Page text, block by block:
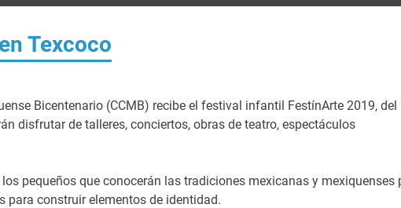
Texcoco
Bicentenario (CCMB) recibe el festival infantil FestínArte 2019, del
disfrutar de talleres, conciertos, obras de teatro, espectáculos
pequeños que conocerán las tradiciones mexicanas y mexiquenses
para construir elementos de identidad.